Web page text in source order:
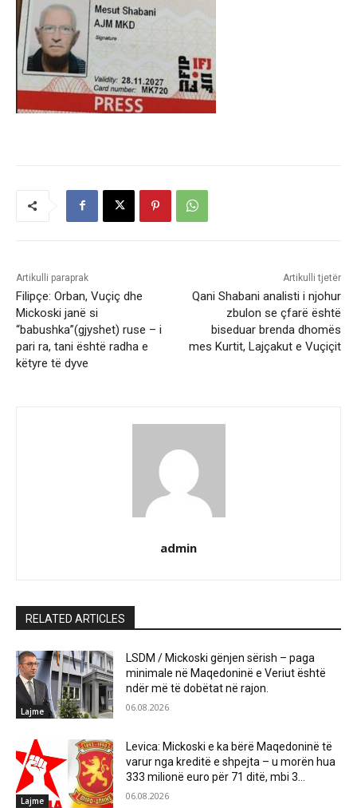
Artikulli paraprak
Filipçe: Orban, Vuçiç dhe
Mickoski janë si
“babushka”(gjyshet) ruse – i
pari ra, tani është radha e
këtyre të dyve
Artikulli tjetër
Qani Shabani analisti i njohur
zbulon se çfarë është
biseduar brenda dhomës
mes Kurtit, Lajçakut e Vuçiçit
admin
RELATED ARTICLES
Lajme
LSDM / Mickoski gënjen sërish – paga
minimale në Maqedoninë e Veriut është
ndër më të dobëtat në rajon.
06.08.2026
Lajme
Levica: Mickoski e ka bërë Maqedoninë të
varur nga kreditë e shpejta – u morën hua
333 milionë euro për 71 ditë, mbi 3...
06.08.2026